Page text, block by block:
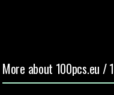
More about 100pcs.eu /